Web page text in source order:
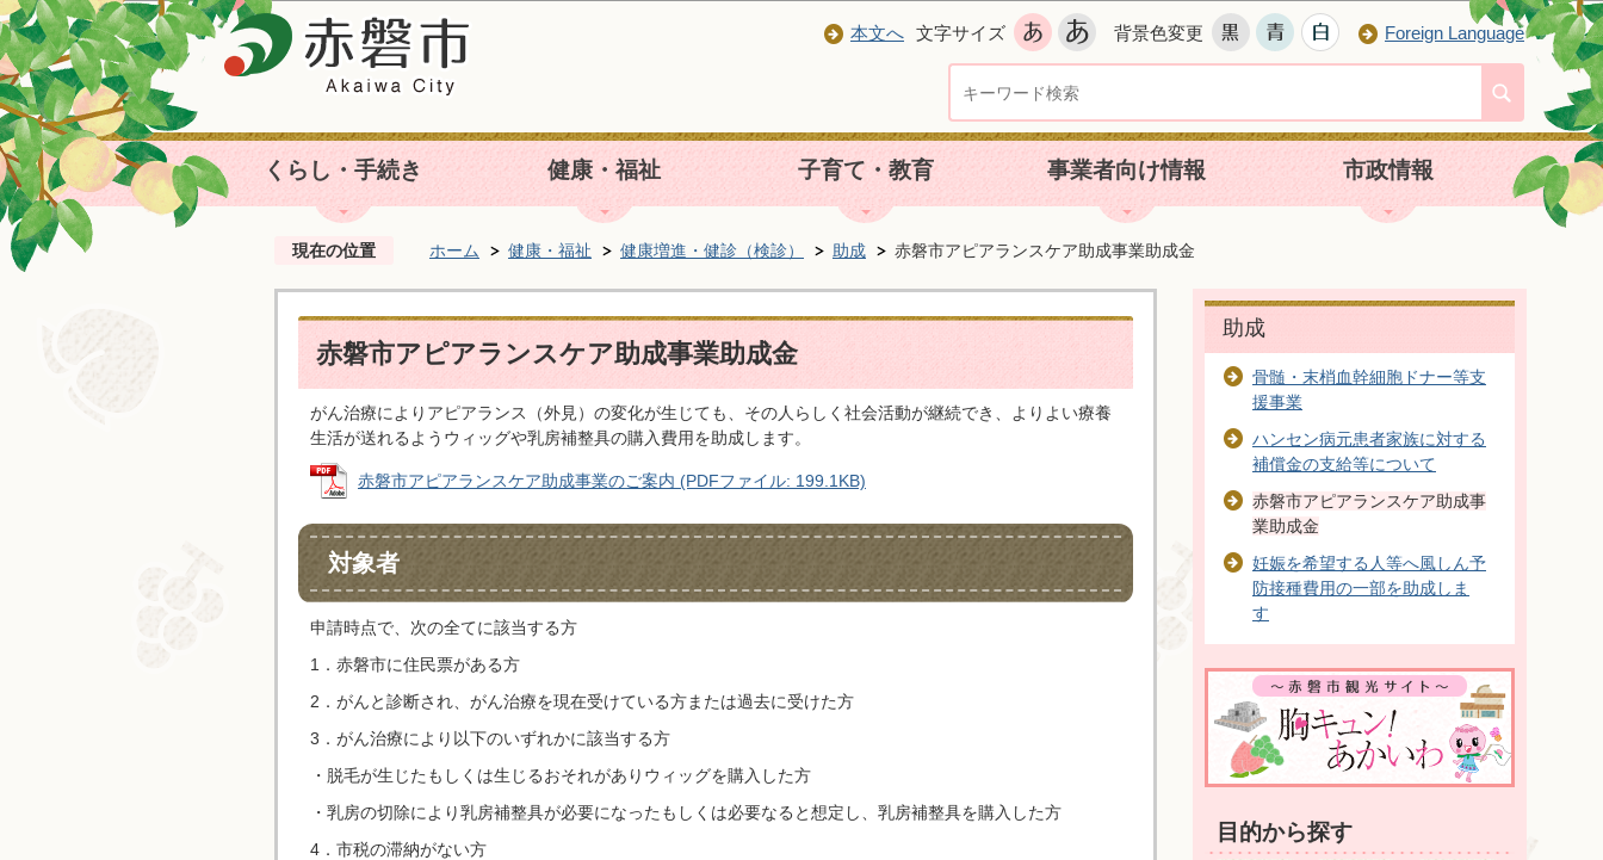
本文へ 文字サイズ 背景色変更 Foreign Language
くらし・手続き 健康・福祉 子育て・教育 事業者向け情報 市政情報
現在の位置 ホーム 健康・福祉 健康増進・健診（検診） 助成 赤磐市アピアランスケア助成事業助成金
赤磐市アピアランスケア助成事業助成金
がん治療によりアピアランス（外見）の変化が生じても、その人らしく社会活動が継続でき、よりよい療養
生活が送れるようウィッグや乳房補整具の購入費用を助成します。
赤磐市アピアランスケア助成事業のご案内 (PDFファイル: 199.1KB)
対象者
申請時点で、次の全てに該当する方
1．赤磐市に住民票がある方
2．がんと診断され、がん治療を現在受けている方または過去に受けた方
3．がん治療により以下のいずれかに該当する方
・脱毛が生じたもしくは生じるおそれがありウィッグを購入した方
・乳房の切除により乳房補整具が必要になったもしくは必要なると想定し、乳房補整具を購入した方
4．市税の滞納がない方
助成
骨髄・末梢血幹細胞ドナー等支
援事業
ハンセン病元患者家族に対する
補償金の支給等について
赤磐市アピアランスケア助成事
業助成金
妊娠を希望する人等へ風しん予
防接種費用の一部を助成しま
す
目的から探す